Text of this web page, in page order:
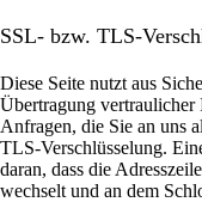
SSL- bzw. TLS-
Diese Seite nutzt aus
Übertragung
Anfragen, die Sie an uns
TLS-Verschlüsselung.
daran, dass die
wechselt und an dem